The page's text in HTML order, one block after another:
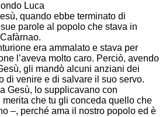
Luca
quando ebbe terminato di
parole al popolo che stava in
era ammalato e stava per
l’aveva molto caro. Perciò, avendo
gli mandò alcuni anziani dei
di venire e di salvare il suo servo.
Gesù, lo supplicavano con
che tu gli conceda quello che
–, perché ama il nostro popolo ed è